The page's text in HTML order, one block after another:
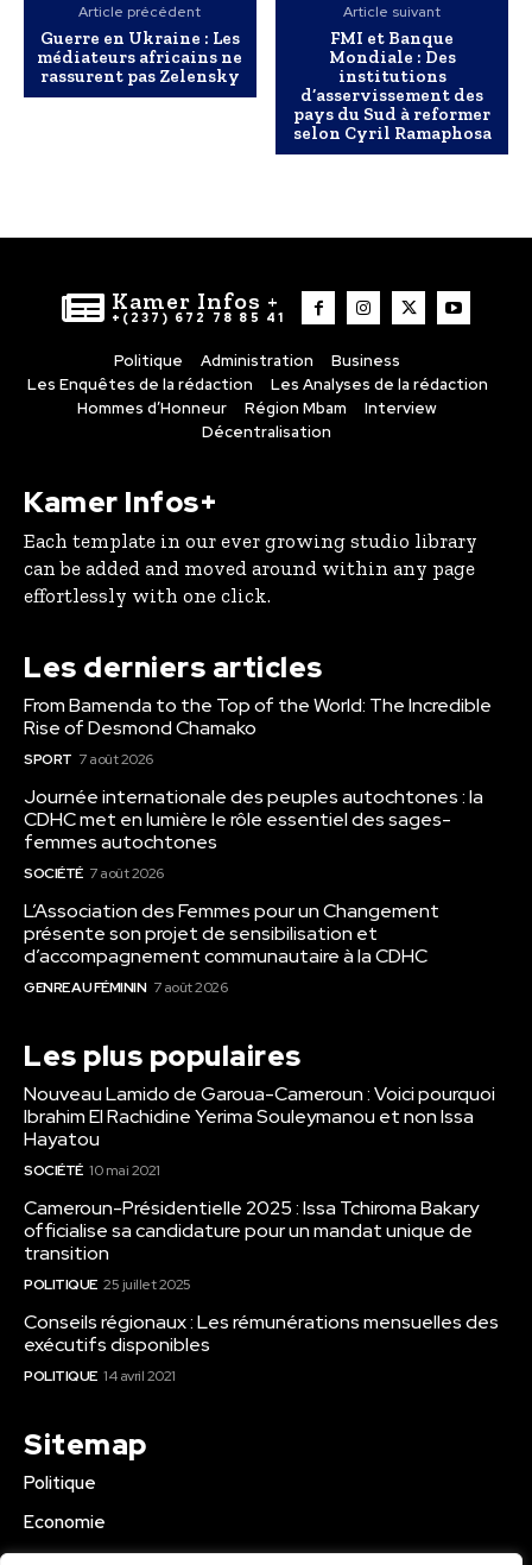
Article précédent
Guerre en Ukraine : Les
médiateurs africains ne
rassurent pas Zelensky
Article suivant
FMI et Banque
Mondiale : Des
institutions
d’asservissement des
pays du Sud à reformer
selon Cyril Ramaphosa
Kamer Infos +
+(237) 672 78 85 41
Politique Administration
Business
Les Enquêtes de la rédaction
Les Analyses de la rédaction
Hommes d’Honneur
Région Mbam
Interview
Décentralisation
Kamer Infos+
Each template in our ever growing studio library
can be added and moved around within any page
effortlessly with one click.
Les derniers articles
From Bamenda to the Top of the World: The Incredible
Rise of Desmond Chamako
SPORT 7 août 2026
Journée internationale des peuples autochtones : la
CDHC met en lumière le rôle essentiel des sages-
femmes autochtones
SOCIÉTÉ 7 août 2026
L’Association des Femmes pour un Changement
présente son projet de sensibilisation et
d’accompagnement communautaire à la CDHC
GENRE AU FÉMININ 7 août 2026
Les plus populaires
Nouveau Lamido de Garoua-Cameroun : Voici pourquoi
Ibrahim El Rachidine Yerima Souleymanou et non Issa
Hayatou
SOCIÉTÉ 10 mai 2021
Cameroun-Présidentielle 2025 : Issa Tchiroma Bakary
officialise sa candidature pour un mandat unique de
transition
POLITIQUE 25 juillet 2025
Conseils régionaux : Les rémunérations mensuelles des
exécutifs disponibles
POLITIQUE 14 avril 2021
Sitemap
Politique
Economie